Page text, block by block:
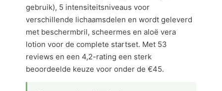
gebruik), 5 intensiteitsniveaus voor
verschillende lichaamsdelen en wordt geleverd
met beschermbril, scheermes en aloë vera
lotion voor de complete startset. Met 53
reviews en een 4,2-rating een sterk
beoordeelde keuze voor onder de €45.